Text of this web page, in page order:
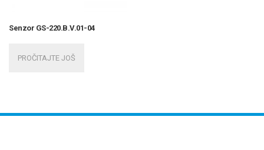
Senzor GS-220.B.V.01-04
PROČITAJTE JOŠ